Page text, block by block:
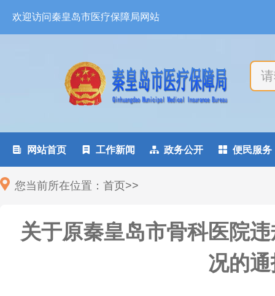
欢迎访问秦皇岛市医疗保障局网站
 网站首页  工作新闻  政务公开  便民服务
您当前所在位置： 首页>>
关于原秦皇岛市骨科医院
况的